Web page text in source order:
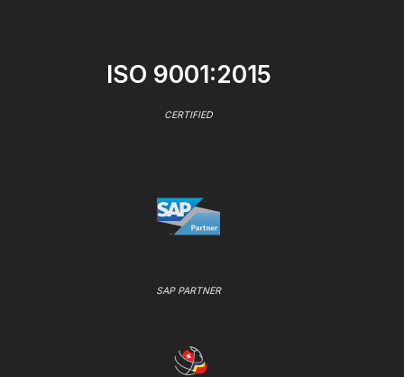
ISO 9001:2015
CERTIFIED
SAP PARTNER